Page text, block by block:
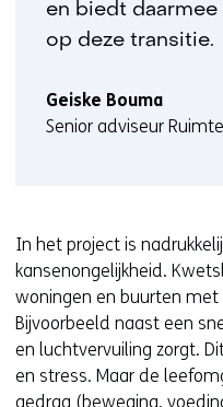
en biedt
op deze transitie.
Geiske Bouma
Senior adviseur
In het project is
kansenongelijkheid.
woningen en buurten
Bijvoorbeeld naast een
en luchtvervuiling zorgt.
en stress. Maar de
gedrag (beweging,